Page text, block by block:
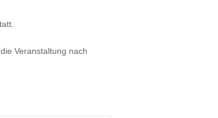
Veranstaltung nach